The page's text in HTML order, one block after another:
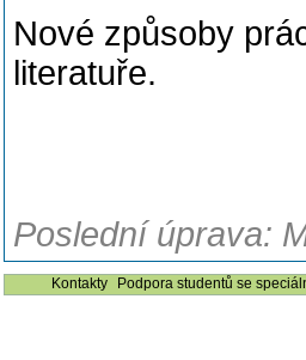
Nové způsoby
literatuře.
Poslední úprava:
Kontakty
Podpora studentů se